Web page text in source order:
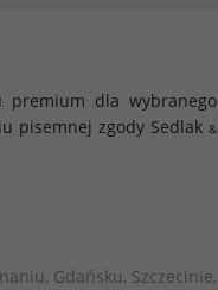
premium dla wybranego
pisemnej zgody Sedlak &
Gdańsku, Szczecinie,